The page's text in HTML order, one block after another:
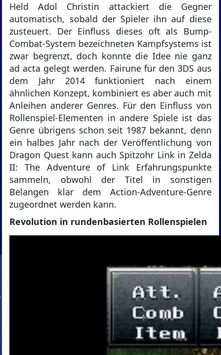
Held Adol Christin attackiert die Gegner
automatisch, sobald der Spieler ihn auf diese
zusteuert. Der Einfluss dieses oft als Bump-
Combat-System bezeichneten Kampfsystems ist
zwar begrenzt, doch konnte die Idee nie ganz
ad acta gelegt werden. Fairune für den 3DS aus
dem Jahr 2014 funktioniert nach einem
ähnlichen Konzept, kombiniert es aber auch mit
Anleihen anderer Genres. Für den Einfluss von
Rollenspiel-Elementen in andere Spiele ist das
Genre übrigens schon seit 1987 bekannt, denn
ein halbes Jahr nach der Veröffentlichung von
Dragon Quest kann auch Spitzohr Link in Zelda
II: The Adventure of Link Erfahrungspunkte
sammeln, obwohl der Titel in sonstigen
Belangen klar dem Action-Adventure-Genre
zugeordnet werden kann.
Revolution in rundenbasierten Rollenspielen